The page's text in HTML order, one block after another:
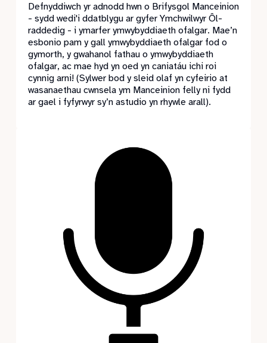
Defnyddiwch yr adnodd hwn o Brifysgol Manceinion
- sydd wedi'i ddatblygu ar gyfer Ymchwilwyr Ôl-
raddedig - i ymarfer ymwybyddiaeth ofalgar. Mae’n
esbonio pam y gall ymwybyddiaeth ofalgar fod o
gymorth, y gwahanol fathau o ymwybyddiaeth
ofalgar, ac mae hyd yn oed yn caniatáu ichi roi
cynnig arni! (Sylwer bod y sleid olaf yn cyfeirio at
wasanaethau cwnsela ym Manceinion felly ni fydd
ar gael i fyfyrwyr sy’n astudio yn rhywle arall).